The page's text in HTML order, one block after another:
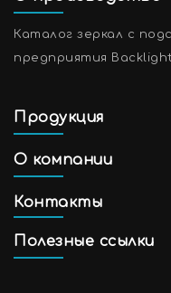
Каталог зеркал с
предприятия
Продукция
О компании
Контакты
Полезные ссылки